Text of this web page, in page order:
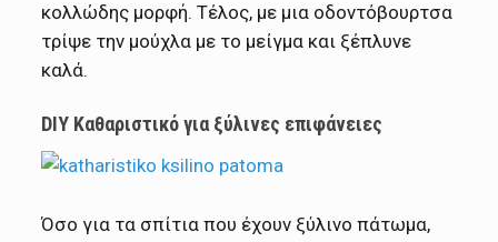
κολλώδης μορφή. Τέλος, με μια οδοντόβουρτσα
τρίψε την μούχλα με το μείγμα και ξέπλυνε
καλά.
DIY Καθαριστικό για ξύλινες επιφάνειες
Όσο για τα σπίτια που έχουν ξύλινο πάτωμα,